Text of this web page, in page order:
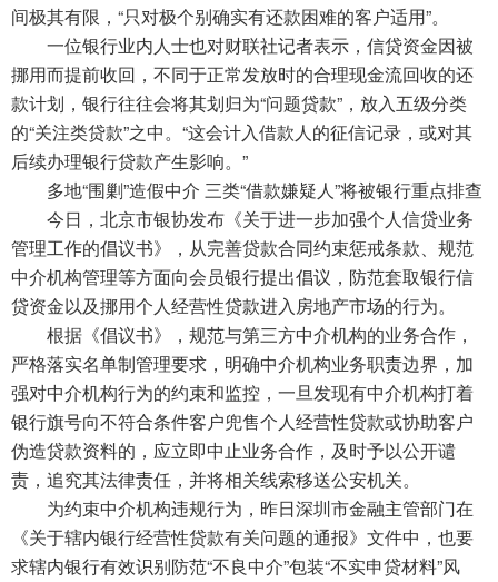
间极其有限，“只对极个别确实有还款困难的客户适用”。
一位银行业内人士也对财联社记者表示，信贷资金因被
挪用而提前收回，不同于正常发放时的合理现金流回收的还
款计划，银行往往会将其划归为“问题贷款”，放入五级分类
的“关注类贷款”之中。“这会计入借款人的征信记录，或对其
后续办理银行贷款产生影响。”
多地“围剿”造假中介 三类“借款嫌疑人”将被银行重点排查
今日，北京市银协发布《关于进一步加强个人信贷业务
管理工作的倡议书》，从完善贷款合同约束惩戒条款、规范
中介机构管理等方面向会员银行提出倡议，防范套取银行信
贷资金以及挪用个人经营性贷款进入房地产市场的行为。
根据《倡议书》，规范与第三方中介机构的业务合作，
严格落实名单制管理要求，明确中介机构业务职责边界，加
强对中介机构行为的约束和监控，一旦发现有中介机构打着
银行旗号向不符合条件客户兜售个人经营性贷款或协助客户
伪造贷款资料的，应立即中止业务合作，及时予以公开谴
责，追究其法律责任，并将相关线索移送公安机关。
为约束中介机构违规行为，昨日深圳市金融主管部门在
《关于辖内银行经营性贷款有关问题的通报》文件中，也要
求辖内银行有效识别防范“不良中介”包装“不实申贷材料”风